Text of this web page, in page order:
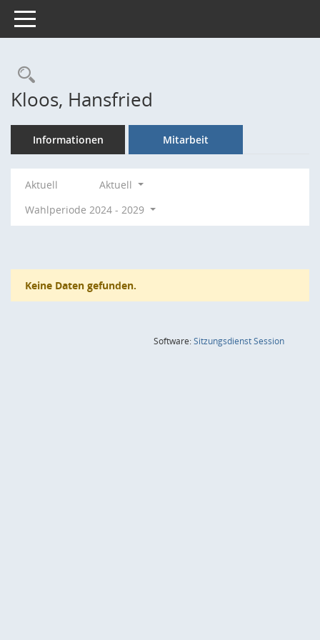
Toggle navigation
Rechercheauswahl
Kloos, Hansfried
Informationen Mitarbeit
Aktuell
Aktuell
Wahlperiode 2024 - 2029
Keine Daten gefunden.
Software:SitzungsdienstSession(Wird in